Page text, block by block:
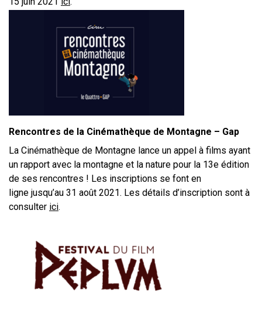
Rencontres de la Cinémathèque de Montagne – Gap
La Cinémathèque de Montagne lance un appel à films ayant
un rapport avec la montagne et la nature pour la 13e édition
de ses rencontres ! Les inscriptions se font en
ligne jusqu’au 31 août 2021. Les détails d’inscription sont à
consulter ici.